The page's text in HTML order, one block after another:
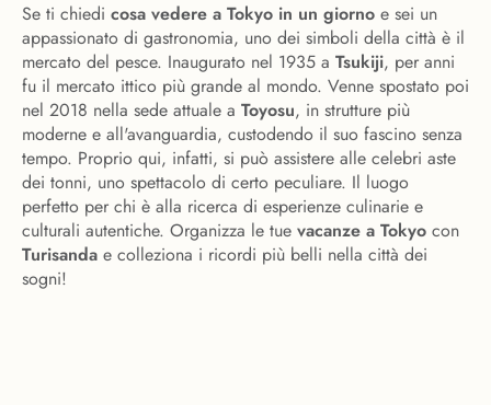
Se ti chiedi cosa vedere a Tokyo in un giorno e sei un
appassionato di gastronomia, uno dei simboli della città è il
mercato del pesce. Inaugurato nel 1935 a Tsukiji, per anni
fu il mercato ittico più grande al mondo. Venne spostato poi
nel 2018 nella sede attuale a Toyosu, in strutture più
moderne e all'avanguardia, custodendo il suo fascino senza
tempo. Proprio qui, infatti, si può assistere alle celebri aste
dei tonni, uno spettacolo di certo peculiare. Il luogo
perfetto per chi è alla ricerca di esperienze culinarie e
culturali autentiche. Organizza le tue vacanze a Tokyo con
Turisanda e colleziona i ricordi più belli nella città dei
sogni!